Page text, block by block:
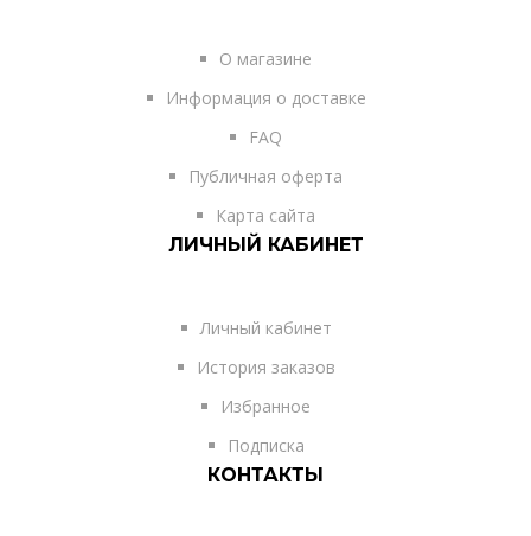
О магазине
Информация о доставке
FAQ
Публичная оферта
Карта сайта
ЛИЧНЫЙ КАБИНЕТ
Личный кабинет
История заказов
Избранное
Подписка
КОНТАКТЫ